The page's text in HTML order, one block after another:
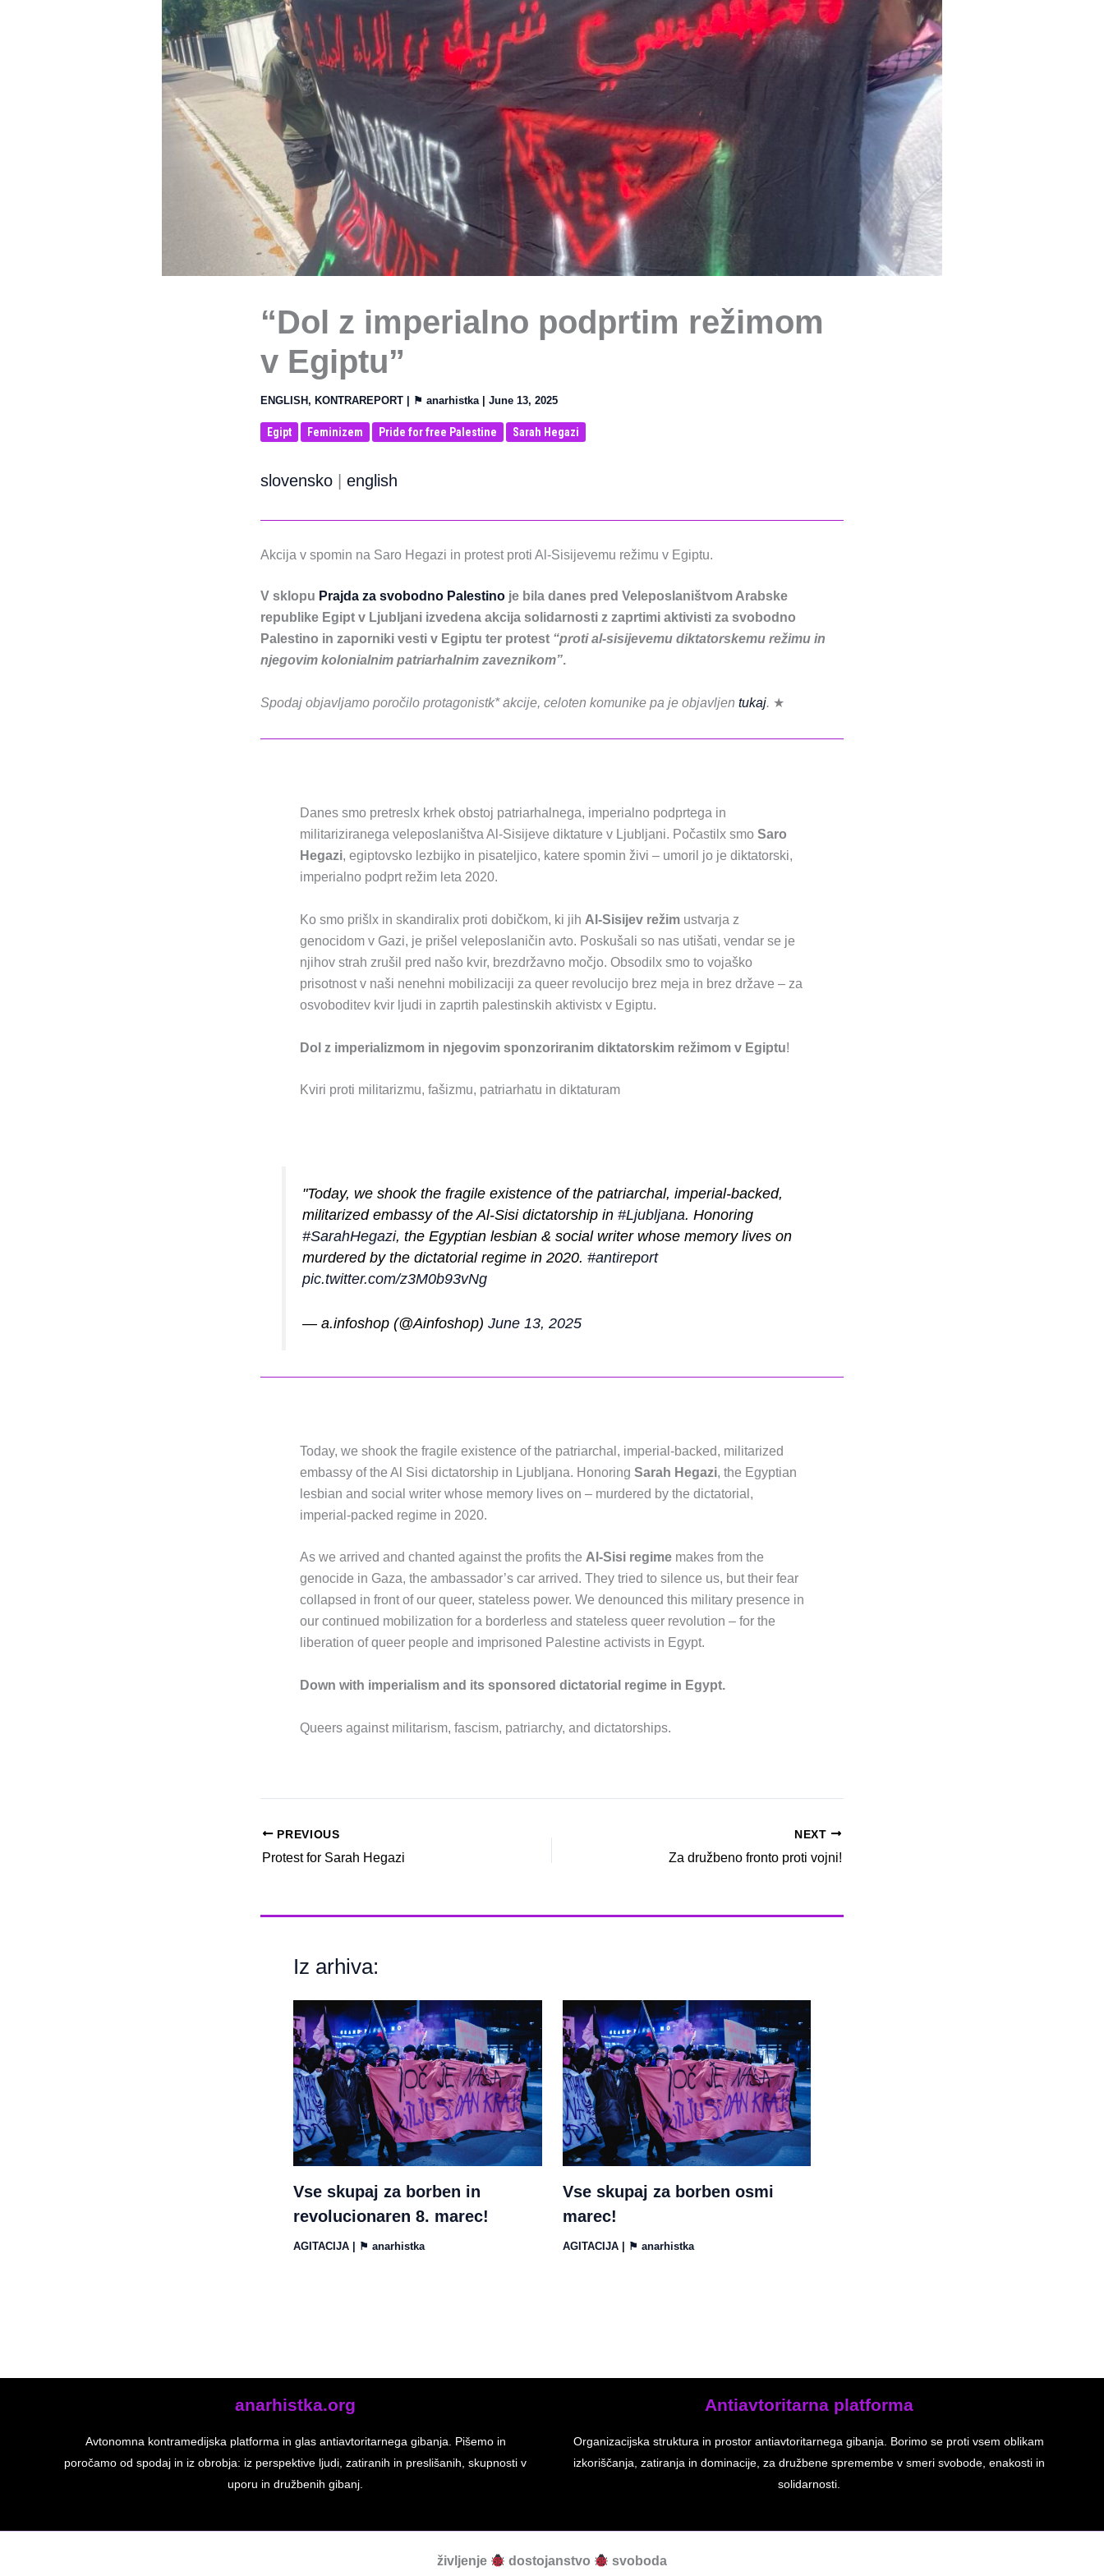
“Dol z imperialno podprtim režimom
v Egiptu”
ENGLISH , KONTRAREPORT | ⚑ anarhistka June 13, 2025
Egipt Feminizem Pride for free Palestine Sarah Hegazi
slovensko english
Akcija v spomin na Saro Hegazi in protest proti Al-Sisijevemu režimu v Egiptu.
V sklopu Prajda za svobodno Palestino je bila danes pred Veleposlaništvom Arabske
republike Egipt v Ljubljani izvedena akcija solidarnosti z zaprtimi aktivisti za svobodno
Palestino in zaporniki vesti v Egiptu ter protest “proti al-sisijevemu diktatorskemu režimu in
njegovim kolonialnim patriarhalnim zaveznikom”.
Spodaj objavljamo poročilo protagonistk* akcije, celoten komunike pa je objavljen tukaj. ★
Danes smo pretreslx krhek obstoj patriarhalnega, imperialno podprtega in
militariziranega veleposlaništva Al-Sisijeve diktature v Ljubljani. Počastilx smo Saro
Hegazi, egiptovsko lezbijko in pisateljico, katere spomin živi – umoril jo je diktatorski,
imperialno podprt režim leta 2020.
Ko smo prišlx in skandiralix proti dobičkom, ki jih Al-Sisijev režim ustvarja z
genocidom v Gazi, je prišel veleposlaničin avto. Poskušali so nas utišati, vendar se je
njihov strah zrušil pred našo kvir, brezdržavno močjo. Obsodilx smo to vojaško
prisotnost v naši nenehni mobilizaciji za queer revolucijo brez meja in brez države – za
osvoboditev kvir ljudi in zaprtih palestinskih aktivistx v Egiptu.
Dol z imperializmom in njegovim sponzoriranim diktatorskim režimom v Egiptu!
Kviri proti militarizmu, fašizmu, patriarhatu in diktaturam
"Today, we shook the fragile existence of the patriarchal, imperial-backed,
militarized embassy of the Al-Sisi dictatorship in#Ljubljana. Honoring
#SarahHegazi, the Egyptian lesbian & social writer whose memory lives on
murdered by the dictatorial regime in 2020.#antireport
pic.twitter.com/z3M0b93vNg
— a.infoshop (@Ainfoshop)June 13, 2025
Today, we shook the fragile existence of the patriarchal, imperial-backed, militarized
embassy of the Al Sisi dictatorship in Ljubljana. Honoring Sarah Hegazi, the Egyptian
lesbian and social writer whose memory lives on – murdered by the dictatorial,
imperial-packed regime in 2020.
As we arrived and chanted against the profits the Al-Sisi regime makes from the
genocide in Gaza, the ambassador’s car arrived. They tried to silence us, but their fear
collapsed in front of our queer, stateless power. We denounced this military presence in
our continued mobilization for a borderless and stateless queer revolution – for the
liberation of queer people and imprisoned Palestine activists in Egypt.
Down with imperialism and its sponsored dictatorial regime in Egypt.
Queers against militarism, fascism, patriarchy, and dictatorships.
PREVIOUS
Protest for Sarah Hegazi
NEXT
Za družbeno fronto proti vojni!
Iz arhiva:
Vse skupaj za borben in
revolucionaren 8. marec!
AGITACIJA | ⚑ anarhistka
Vse skupaj za borben osmi
marec!
AGITACIJA| ⚑ anarhistka
anarhistka.org
Avtonomna kontramedijska platforma in glas antiavtoritarnega gibanja. Pišemo in
poročamo od spodaj in iz obrobja: iz perspektive ljudi, zatiranih in preslišanih, skupnosti v
uporu in družbenih gibanj.
Antiavtoritarna platforma
Organizacijska struktura in prostor antiavtoritarnega gibanja. Borimo se proti vsem oblikam
izkoriščanja, zatiranja in dominacije, za družbene spremembe v smeri svobode, enakosti in
solidarnosti.
življenje dostojanstvo svoboda